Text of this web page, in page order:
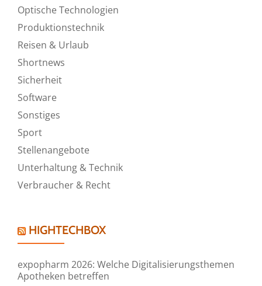
Optische Technologien
Produktionstechnik
Reisen & Urlaub
Shortnews
Sicherheit
Software
Sonstiges
Sport
Stellenangebote
Unterhaltung & Technik
Verbraucher & Recht
HIGHTECHBOX
expopharm 2026: Welche Digitalisierungsthemen
Apotheken betreffen